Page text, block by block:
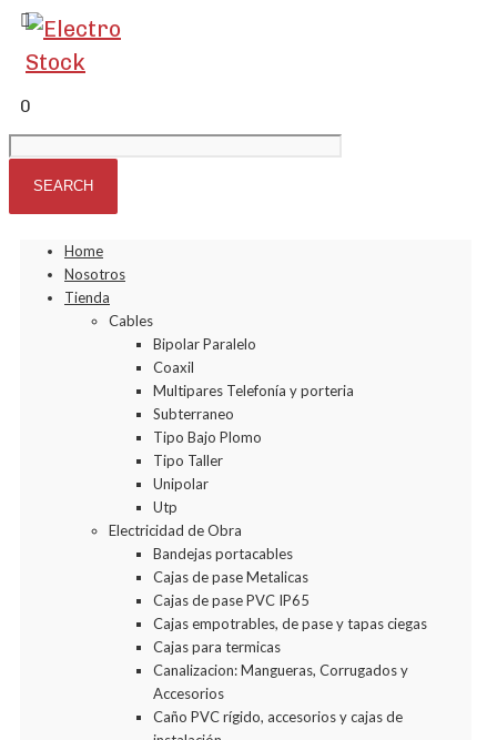
0
Home
Nosotros
Tienda
Cables
Bipolar Paralelo
Coaxil
Multipares Telefonía y porteria
Subterraneo
Tipo Bajo Plomo
Tipo Taller
Unipolar
Utp
Electricidad de Obra
Bandejas portacables
Cajas de pase Metalicas
Cajas de pase PVC IP65
Cajas empotrables, de pase y tapas ciegas
Cajas para termicas
Canalizacion: Mangueras, Corrugados y
Accesorios
Caño PVC rígido, accesorios y cajas de